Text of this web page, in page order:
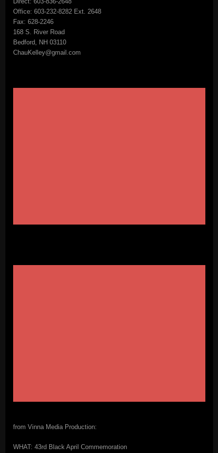
Office: 603-232-8282 Ext. 2648
Fax: 628-2246
168 S. River Road
Bedford, NH 03110
ChauKelley@gmail.com
from Vinna Media Production:
WHAT: 43rd Black April Commemoration